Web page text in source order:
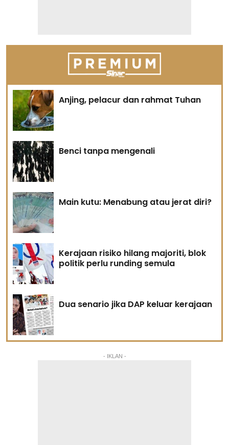
Anjing, pelacur dan rahmat Tuhan
Benci tanpa mengenali
Main kutu: Menabung atau jerat diri?
Kerajaan risiko hilang majoriti, blok
politik perlu runding semula
Dua senario jika DAP keluar kerajaan
- IKLAN -